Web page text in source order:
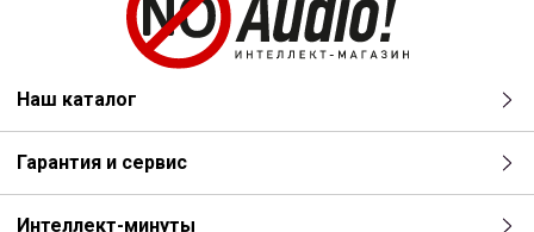
Наш каталог
Гарантия и сервис
Интеллект-минуты